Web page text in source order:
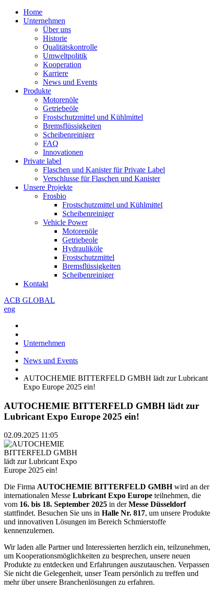
Home
Unternehmen
Über uns
Historie
Qualitätskontrolle
Umweltpolitik
Kooperation
Karriere
News und Events
Produkte
Motorenöle
Getriebeöle
Frostschutzmittel und Kühlmittel
Bremsflüssigkeiten
Scheibenreiniger
FAQ
Innovationen
Private label
Flaschen und Kanister für Private Label
Verschlusse für Flaschen und Kanister
Unsere Projekte
Frosbio
Frostschutzmittel und Kühlmittel
Scheibenreiniger
Vehicle Power
Motorenöle
Getriebeole
Hydrauliköle
Frostschutzmittel
Bremsflüssigkeiten
Scheibenreiniger
Kontakt
ACB GLOBAL
eng
Unternehmen
News und Events
AUTOCHEMIE BITTERFELD GMBH lädt zur Lubricant
Expo Europe 2025 ein!
AUTOCHEMIE BITTERFELD GMBH lädt zur
Lubricant Expo Europe 2025 ein!
02.09.2025 11:05
Die Firma AUTOCHEMIE BITTERFELD GMBHwird an der
internationalen Messe Lubricant Expo Europe teilnehmen, die
vom 16. bis 18. September 2025 in derMesse Düsseldorf
stattfindet. Besuchen Sie uns in Halle Nr. 817, um unsere Produkte
und innovativen Lösungen im Bereich Schmierstoffe
kennenzulernen.
Wir laden alle Partner und Interessierten herzlich ein, teilzunehmen,
um Kooperationsmöglichkeiten zu besprechen, unsere neuen
Produkte zu entdecken und Erfahrungen auszutauschen. Verpassen
Sie nicht die Gelegenheit, unser Team persönlich zu treffen und
mehr über unsere Branchenlösungen zu erfahren.